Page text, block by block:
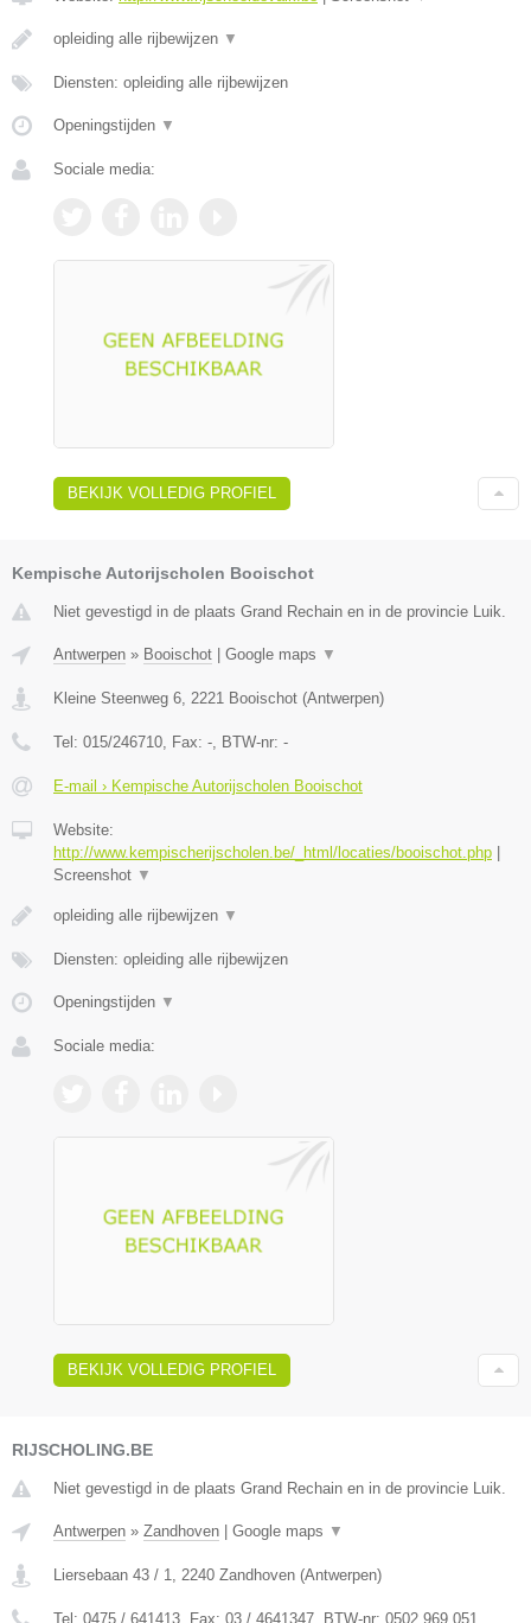
opleiding alle rijbewijzen ▼
Diensten: opleiding alle rijbewijzen
Openingstijden ▼
Sociale media:
BEKIJK VOLLEDIG PROFIEL
Kempische Autorijscholen Booischot
Niet gevestigd in de plaats Grand Rechain en in de provincie Luik.
Antwerpen » Booischot Google maps ▼
Kleine Steenweg 6, 2221 Booischot (Antwerpen)
Tel: 015/246710, Fax: -, BTW-nr: -
E-mail › Kempische Autorijscholen Booischot
Website:
http://www.kempischerijscholen.be/_html/locaties/booischot.php
Screenshot ▼
opleiding alle rijbewijzen ▼
Diensten: opleiding alle rijbewijzen
Openingstijden ▼
Sociale media:
BEKIJK VOLLEDIG PROFIEL
RIJSCHOLING.BE
Niet gevestigd in de plaats Grand Rechain en in de provincie Luik.
Antwerpen » Zandhoven Google maps ▼
Liersebaan 43 / 1 2240 Zandhoven (Antwerpen)
Tel: 0475 / 641413 , Fax: 03 / 4641347 , BTW-nr: 0502.969.051